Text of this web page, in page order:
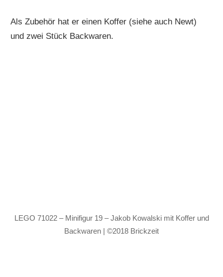
Als Zubehör hat er einen Koffer (siehe auch Newt)
und zwei Stück Backwaren.
LEGO 71022 – Minifigur 19 – Jakob Kowalski mit Koffer und
Backwaren | ©2018 Brickzeit